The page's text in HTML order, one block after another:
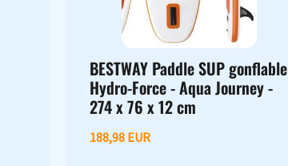
BESTWAY Paddle SUP gonflable
Hydro-Force - Aqua Journey -
274 x 76 x 12 cm
188,98 EUR